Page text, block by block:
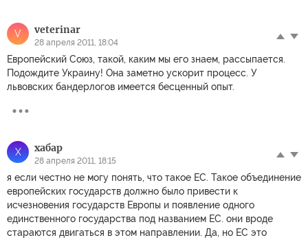
V veterinar
28 апреля 2011, 18:04
Европейский Союз, такой, каким мы его знаем, рассыпается.
Подождите Украину! Она заметно ускорит процесс. У
львовских бандерлогов имеется бесценный опыт.
Х хабар
28 апреля 2011, 18:15
я если честно не могу понять, что такое ЕС. Такое объединение
европейских государств должно было привести к
исчезновения государств Европы и появление одного
единственного государства под названием ЕС. они вроде
стараются двигаться в этом направлении. Да, но ЕС это